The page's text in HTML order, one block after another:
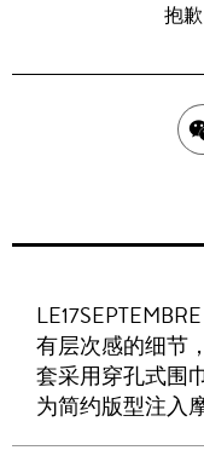
抱
有层次感的细节
套采用穿孔式围
为简约版型注入